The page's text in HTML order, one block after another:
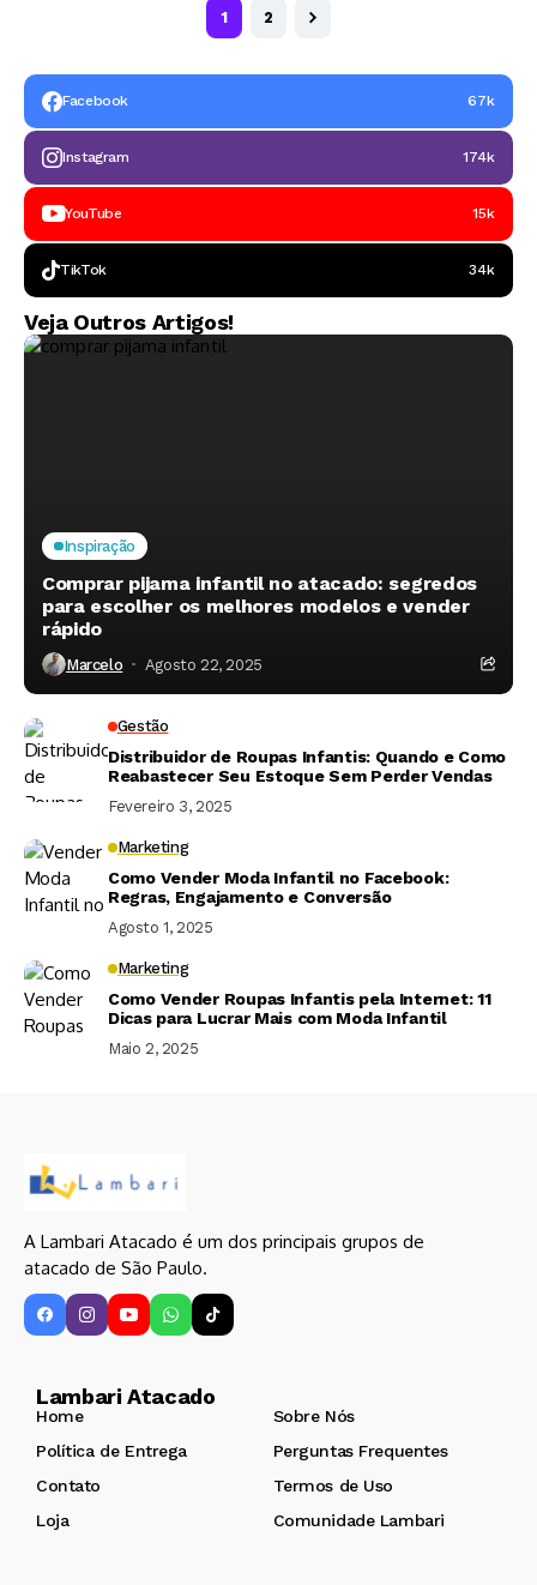
1 2
Facebook 67k
Instagram 174k
YouTube 15k
TikTok 34k
Veja Outros Artigos!
Inspiração
Comprar pijama infantil no atacado: segredos
para escolher os melhores modelos e vender
rápido
Marcelo Agosto 22, 2025
Gestão
Distribuidor de Roupas Infantis: Quando e Como
Reabastecer Seu Estoque Sem Perder Vendas
Fevereiro 3, 2025
Marketing
Como Vender Moda Infantil no Facebook:
Regras, Engajamento e Conversão
Agosto 1, 2025
Marketing
Como Vender Roupas Infantis pela Internet: 11
Dicas para Lucrar Mais com Moda Infantil
Maio 2, 2025
A Lambari Atacado é um dos principais grupos de
atacado de São Paulo.
Lambari Atacado
Home
Sobre Nós
Política de Entrega
Perguntas Frequentes
Contato
Termos de Uso
Loja
Comunidade Lambari